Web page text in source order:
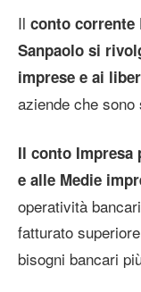
Il conto corrente
Sanpaolo si
imprese e ai
aziende che
Il conto Impresa
e alle Medie
operatività
fatturato
bisogni bancari